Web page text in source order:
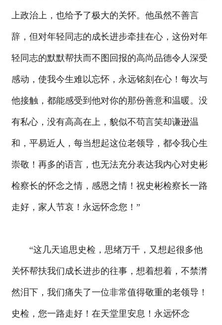
上政治上，也给予了极大的关怀。他虽然不善言
辞，但对年轻同志的成长进步牵挂在心，这份对年
轻同志的默默帮扶而不图回报的高尚品德令人深受
感动，使我今生难以忘怀，永远铭刻在心！每次与
他接触，都能感受到他对你的那份善意和温暖。没
有私心，没有高高在上，貌似不苟言笑却谦逊温
和，平易近人，每当想起这位老领导，都令我心生
崇敬！再多的语言，也无法充分表达我内心对史彬
检察长的怀念之情，感恩之情！祝史彬检察长一路
走好，家人节哀！永远怀念您！”
“这几天追思史检，思绪万千，又想起很多他
关怀帮扶我们成长进步的往事，想着想着，不禁潸
然泪下，我们痛失了一位非常值得敬重的老领导！
史检，您一路走好！在天堂里安息！永远怀念